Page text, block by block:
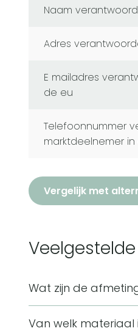
naam
adres
e mailadres verantwoordelijke marktdeelnemer in
de eu
telefoonnummer verantwoordelijke
marktdeelnemer
Vergelijk met
Wat zijn de
Van welk